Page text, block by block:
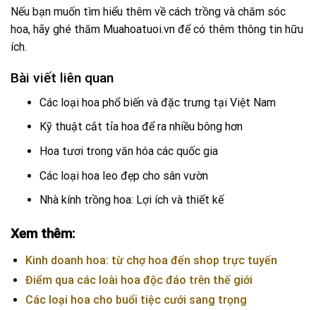
Nếu bạn muốn tìm hiểu thêm về cách trồng và chăm sóc
hoa, hãy ghé thăm Muahoatuoi.vn để có thêm thông tin hữu
ích.
Bài viết liên quan
Các loại hoa phổ biến và đặc trưng tại Việt Nam
Kỹ thuật cắt tỉa hoa để ra nhiều bông hơn
Hoa tươi trong văn hóa các quốc gia
Các loại hoa leo đẹp cho sân vườn
Nhà kính trồng hoa: Lợi ích và thiết kế
Xem thêm:
Kinh doanh hoa: từ chợ hoa đến shop trực tuyến
Điểm qua các loài hoa độc đáo trên thế giới
Các loại hoa cho buổi tiệc cưới sang trọng